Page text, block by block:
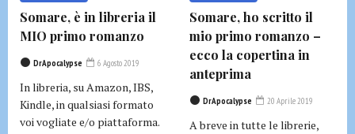
Somare, è in libreria il
MIO primo romanzo
DrApocalypse 6 Agosto 2019
In libreria, su Amazon, IBS,
Kindle, in qualsiasi formato
voi vogliate e/o piattaforma.
Somare, ho scritto il
mio primo romanzo –
ecco la copertina in
anteprima
DrApocalypse 20 Aprile 2019
A breve in tutte le librerie,